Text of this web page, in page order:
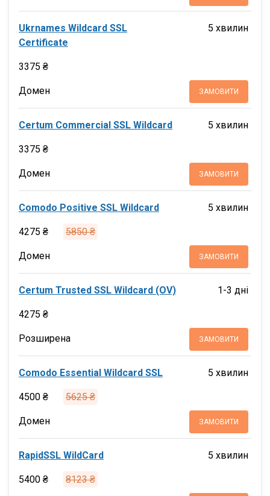
Ukrnames Wildcard SSL
Certificate
3375 ₴
5 хвилин
Домен ЗАМОВИТИ
Certum Commercial SSL Wildcard
3375 ₴
5 хвилин
Домен ЗАМОВИТИ
Comodo Positive SSL Wildcard
4275 ₴ 5850 ₴
5 хвилин
Домен ЗАМОВИТИ
Certum Trusted SSL Wildcard (OV)
4275 ₴
1-3 дні
Розширена ЗАМОВИТИ
Comodo Essential Wildcard SSL
4500 ₴ 5625 ₴
5 хвилин
Домен ЗАМОВИТИ
RapidSSL WildCard
5400 ₴ 8123 ₴
5 хвилин